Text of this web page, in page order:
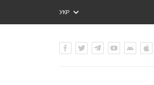
УКР
ENG